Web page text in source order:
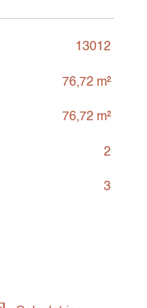
13012
76,72 m²
76,72 m²
2
3